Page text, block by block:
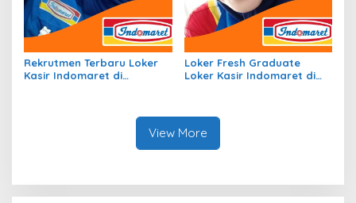
Rekrutmen Terbaru Loker
Kasir Indomaret di
Loker Fresh Graduate
Loker Kasir Indomaret di
View More